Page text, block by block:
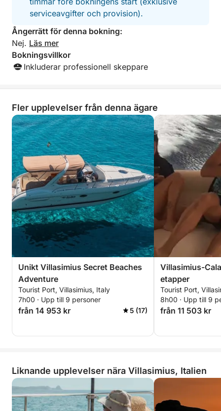
serviceavgifter och provision).
Ångerrätt för denna bokning:
Nej. Läs mer
Bokningsvillkor
Inkluderar professionell skeppare
Fler upplevelser från denna ägare
Unikt Villasimius Secret Beaches
Adventure
Tourist Port, Villasimius, Italy
7h00 · Upp till 9 personer
från 14 953 kr 5 (17)
Villasimius-
etapper
Tourist Port,
8h00 · Upp till 9
från 11 503 kr
Liknande upplevelser nära Villasimius, Italien